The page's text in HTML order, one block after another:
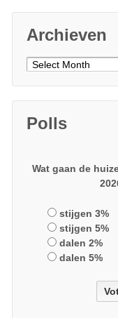
Archieven
Archieven
Polls
Wat gaan de
stijgen 3%
stijgen 5%
dalen 2%
dalen 5%